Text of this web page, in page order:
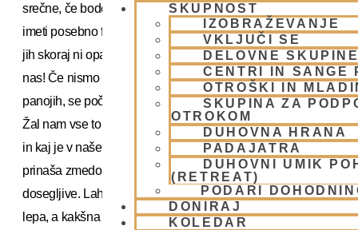
SKUPNOST
IZOBRAŽEVANJE
VKLJUČI SE
DELOVNE
CENTRI IN SANGE
OTROŠKI IN
SKUPINA ZA
OTROKOM
DUHOVNA HRANA
PADAJATRA
DUHOVNI UMIK
(RETREAT)
PODARI
DONIRAJ
KOLEDAR
srečne, če bodo lepe in privlačne, kar pomeni, da morajo
imeti posebno frizuro, obleko in da morajo biti tako vitke, da
jih skoraj ni opaziti. To nam sporočajo reklamni panoji okoli
nas! Če nismo videti takšne, kot so ženske na reklamnih
panojih, se počutimo slabo, še posebno, če smo najstnice.
Žal nam vse to daje napačno razumevanje o tem, kdo smo
in kaj je v našem življenju resnično pomembno. To nam
prinaša zmedo in frustracije, saj nam te stvari niso vedno
dosegljive. Lahko razmišljamo: sedaj, pri dvajsetih sem
lepa, a kakšna bom videti pri sedemdesetih?! Ali bom zato